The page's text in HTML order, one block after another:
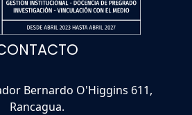
Bernardo O'Higgins 611,
Rancagua.